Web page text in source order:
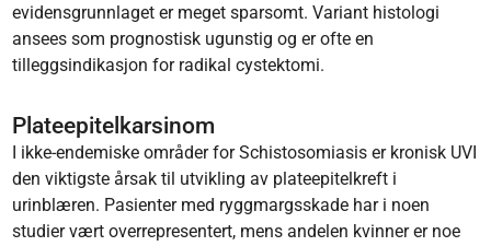
evidensgrunnlaget er meget sparsomt. Variant histologi
ansees som prognostisk ugunstig og er ofte en
tilleggsindikasjon for radikal cystektomi.
Plateepitelkarsinom
I ikke-endemiske områder for Schistosomiasis er kronisk UVI
den viktigste årsak til utvikling av plateepitelkreft i
urinblæren. Pasienter med ryggmargsskade har i noen
studier vært overrepresentert, mens andelen kvinner er noe